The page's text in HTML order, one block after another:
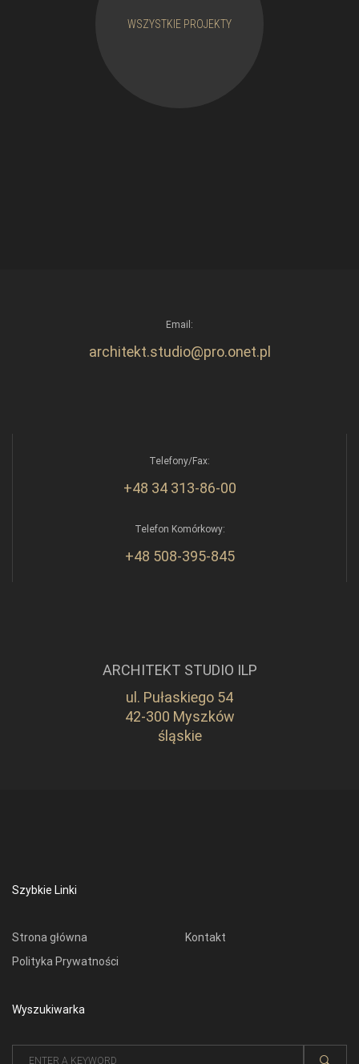
WSZYSTKIE PROJEKTY
Email:
architekt.studio@pro.onet.pl
Telefony/Fax:
+48 34 313-86-00
Telefon Komórkowy:
+48 508-395-845
ARCHITEKT STUDIO ILP
ul. Pułaskiego 54
42-300 Myszków
śląskie
Szybkie Linki
Strona główna
Polityka Prywatności
Kontakt
Wyszukiwarka
Search